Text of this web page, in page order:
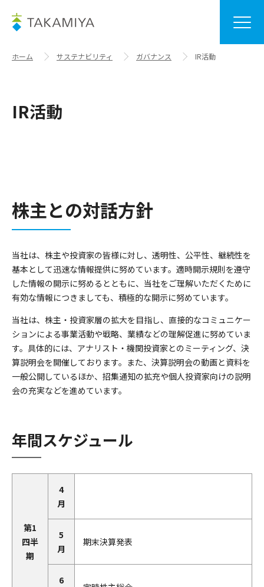
ホーム サステナビリティ ガバナンス IR活動
IR活動
株主との対話方針
当社は、株主や投資家の皆様に対し、透明性、公平性、継続性を
基本として迅速な情報提供に努めています。適時開示規則を遵守
した情報の開示に努めるとともに、当社をご理解いただくために
有効な情報につきましても、積極的な開示に努めています。
当社は、株主・投資家層の拡大を目指し、直接的なコミュニケー
ションによる事業活動や戦略、業績などの理解促進に努めていま
す。具体的には、アナリスト・機関投資家とのミーティング、決
算説明会を開催しております。また、決算説明会の動画と資料を
一般公開しているほか、招集通知の拡充や個人投資家向けの説明
会の充実などを進めています。
年間スケジュール
第1
四半
期
4
月
5
月
期末決算発表
6